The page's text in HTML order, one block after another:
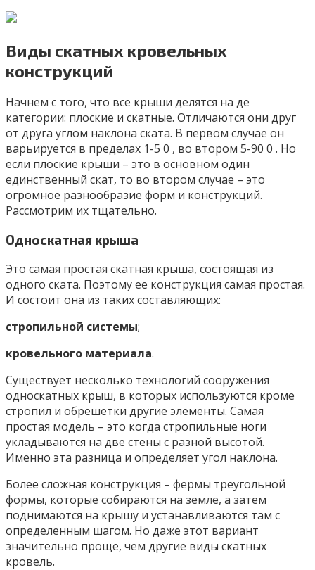
Виды скатных кровельных
конструкций
Начнем с того, что все крыши делятся на де
категории: плоские и скатные. Отличаются они друг
от друга углом наклона ската. В первом случае он
варьируется в пределах 1-5 0 , во втором 5-90 0 . Но
если плоские крыши – это в основном один
единственный скат, то во втором случае – это
огромное разнообразие форм и конструкций.
Рассмотрим их тщательно.
Односкатная крыша
Это самая простая скатная крыша, состоящая из
одного ската. Поэтому ее конструкция самая простая.
И состоит она из таких составляющих:
стропильной системы;
кровельного материала.
Существует несколько технологий сооружения
односкатных крыш, в которых используются кроме
стропил и обрешетки другие элементы. Самая
простая модель – это когда стропильные ноги
укладываются на две стены с разной высотой.
Именно эта разница и определяет угол наклона.
Более сложная конструкция – фермы треугольной
формы, которые собираются на земле, а затем
поднимаются на крышу и устанавливаются там с
определенным шагом. Но даже этот вариант
значительно проще, чем другие виды скатных
кровель.